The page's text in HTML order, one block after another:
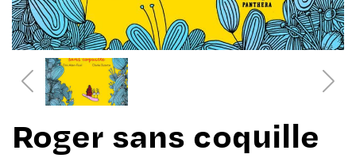
Roger sans coquille